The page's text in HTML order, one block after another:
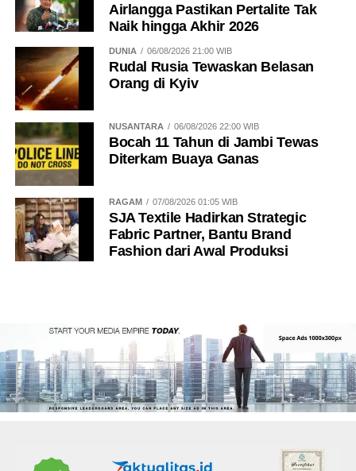
Airlangga Pastikan Pertalite Tak
Naik hingga Akhir 2026
DUNIA 06/08/2026 21:00 WIB
Rudal Rusia Tewaskan Belasan
Orang di Kyiv
NUSANTARA 06/08/2026 22:00 WIB
Bocah 11 Tahun di Jambi Tewas
Diterkam Buaya Ganas
RAGAM 07/08/2026 01:05 WIB
SJA Textile Hadirkan Strategic
Fabric Partner, Bantu Brand
Fashion dari Awal Produksi